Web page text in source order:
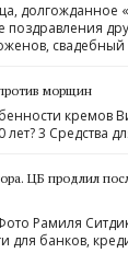
долгожданное
поздравления
свадебный
морщин
кремов
3 Средства
ЦБ продлил
Рамиля
для банков,